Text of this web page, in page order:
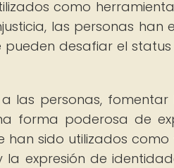
como
las personas han
desafiar el
las personas,
forma poderosa de
han sido utilizados
expresión de